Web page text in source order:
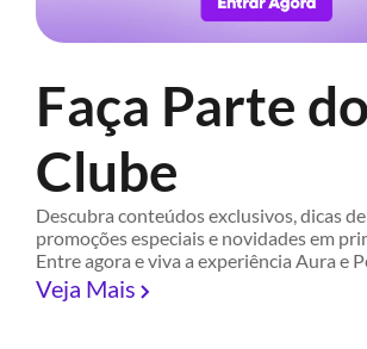
Faça Parte do
Clube
Descubra conteúdos exclusivos, dicas
promoções especiais e novidades em
Entre agora e viva a experiência Aura e
Veja Mais